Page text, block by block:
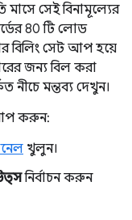
মাসে সেই বিনামূল্যের
80 টি লোড
বিলিং সেট আপ হয়ে
জন্য বিল করা
নীচে মন্তব্য দেখুন।
করুন:
খুলুন।
নির্বাচন করুন